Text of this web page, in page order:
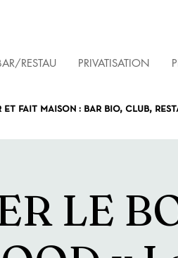
et fait maison : bar bio, club,
RESTAU PRIVATISATION
LE